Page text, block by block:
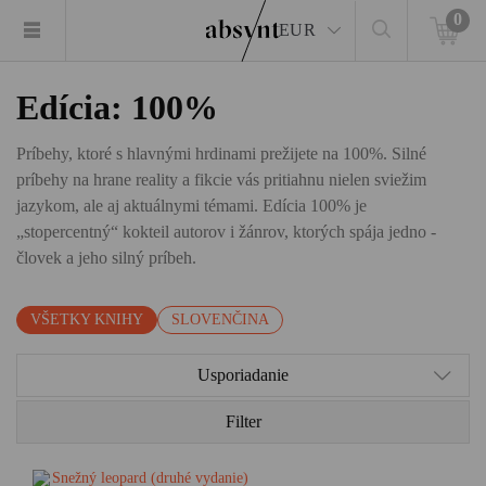
EUR
0
Edícia: 100%
Príbehy, ktoré s hlavnými hrdinami prežijete na 100%. Silné
príbehy na hrane reality a fikcie vás pritiahnu nielen sviežim
jazykom, ale aj aktuálnymi témami. Edícia 100% je
„stopercentný“ kokteil autorov i žánrov, ktorých spája jedno -
človek a jeho silný príbeh.
VŠETKY KNIHY SLOVENČINA
Usporiadanie
Filter